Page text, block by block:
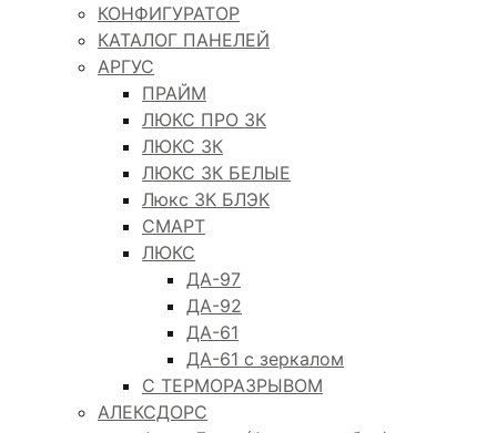
КОНФИГУРАТОР
КАТАЛОГ ПАНЕЛЕЙ
АРГУС
ПРАЙМ
ЛЮКС ПРО 3К
ЛЮКС 3К
ЛЮКС 3К БЕЛЫЕ
Люкс 3К БЛЭК
СМАРТ
ЛЮКС
ДА-97
ДА-92
ДА-61
ДА-61 с зеркалом
С ТЕРМОРАЗРЫВОМ
АЛЕКСДОРС